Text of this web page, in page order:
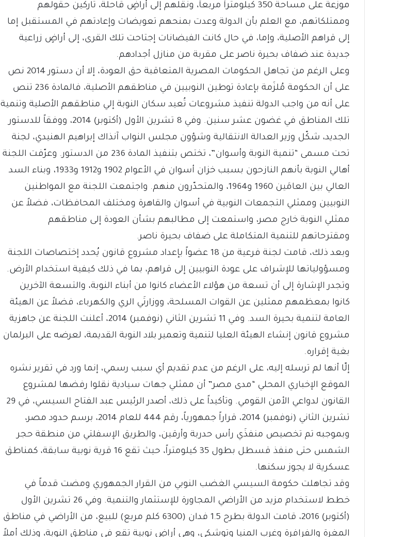
موزعة على مساحة 350 كيلومتراً مربعاً، ونقلهم إلى أراضٍ قاحلة، تاركين حقولهم
وممتلكاتهم، مع العلم بأن الدولة وعدت بمنحهم تعويضات وإعادتهم في المستقبل إما
إلى قراهم الأصلية، وإما، في حال كانت الفيضانات إجتاحت تلك القرى، إلى أراضٍ زراعية
جديدة عند ضفاف بحيرة ناصر على مقربة من منازل أجدادهم.
وعلى الرغم من تجاهل الحكومات المصرية المتعاقبة حق العودة، إلا أن دستور 2014 نص
على أن الحكومة مُلزَمة بإعادة توطين النوبيين في مناطقهم الأصلية، فالمادة 236 تنص
على أنه من واجب الدولة تنفيذ مشروعات تُعيد سكان النوبة إلي مناطقهم الأصلية وتنمية
تلك المناطق في غضون عشر سنين. وفي 8 تشرين الأول (أكتوبر) 2014، ووفقاً للدستور
الجديد، شكّل وزير العدالة الانتقالية وشؤون مجلس النواب آنذاك إبراهيم الهنيدي، لجنة
تحت مسمى “تنمية النوبة وأسوان”، تختص بتنفيذ المادة 236 من الدستور. وعرّفت اللجنة
أهالي النوبة بأنهم النازحون بسبب خزان أسوان في الأعوام 1902 و1912 و1933، وبناء السد
العالي بين العامَين 1960 و1964، والمتحدّرون منهم. واجتمعت اللجنة مع المواطنين
النوبيين وممثلي التجمعات النوبية في أسوان والقاهرة ومختلف المحافظات، فضلاً عن
ممثلي النوبة خارج مصر، واستمعت إلى مطالبهم بشأن العودة إلى مناطقهم
ومقترحاتهم للتنمية المتكاملة على ضفاف بحيرة ناصر.
وبعد ذلك، قامت لجنة فرعية من 18 عضواً بإعداد مشروع قانون يُحدد إختصاصات اللجنة
ومسؤولياتها للإشراف على عودة النوبيين إلى قراهم، بما في ذلك كيفية استخدام الأرض.
وتجدر الإشارة إلى أن تسعة من هؤلاء الأعضاء كانوا من أبناء النوبة، والتسعة الآخرين
كانوا بمعظمهم ممثلين عن القوات المسلحة، ووزارتَي الري والكهرباء، فضلاً عن الهيئة
العامة لتنمية بحيرة السد. وفي 11 تشرين الثاني (نوفمبر) 2014، أعلنت اللجنة عن جاهزية
مشروع قانون إنشاء الهيئة العليا لتنمية وتعمير بلاد النوبة القديمة، لعرضه على البرلمان
بغية إقراره.
إلّا أنها لم ترسله إليه، على الرغم من عدم تقديم أي سبب رسمي، إنما ورد في تقرير نشره
الموقع الإخباري المحلي “مدى مصر” أن ممثلي جهات سيادية نقلوا رفضها لمشروع
القانون لدواعي الأمن القومي. وتأكيداً على ذلك، أصدر الرئيس عبد الفتاح السيسي، في 29
تشرين الثاني (نوفمبر) 2014، قراراً جمهورياً، رقم 444 للعام 2014، برسم حدود مصر،
وبموجبه تم تخصيص منفذَي رأس حدربة وأرقين، والطريق الإسفلتي من منطقة حجر
الشمس حتى منفذ قسطل بطول 35 كيلومتراً، حيث تقع 16 قرية نوبية سابقة، كمناطق
عسكرية لا يجوز سكنها.
وقد تجاهلت حكومة السيسي الغضب النوبي من القرار الجمهوري ومضت قدماً في
خطط لاستخدام مزيد من الأراضي المجاورة للإستثمار والتنمية. وفي 26 تشرين الأول
(أكتوبر) 2016، قامت الدولة بطرح 1.5 فدان (6300 كلم مربع) للبيع، من الأراضي في مناطق
المغرة والفرافرة وغرب المنيا وتوشكى، وهي أراضٍ نوبية تقع في مناطق النوبة، وذلك أملاً